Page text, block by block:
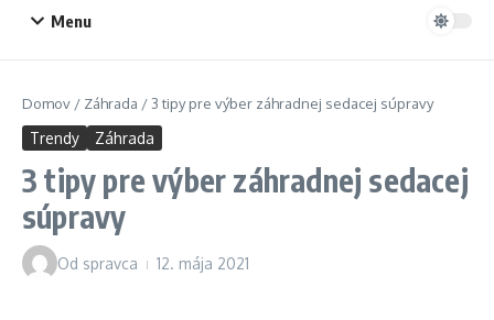
Menu
Domov / Záhrada / 3 tipy pre výber záhradnej sedacej súpravy
Trendy Záhrada
3 tipy pre výber záhradnej sedacej
súpravy
Od spravca 12. mája 2021